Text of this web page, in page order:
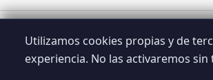
Utilizamos cookies propias y de
experiencia. No las activaremos